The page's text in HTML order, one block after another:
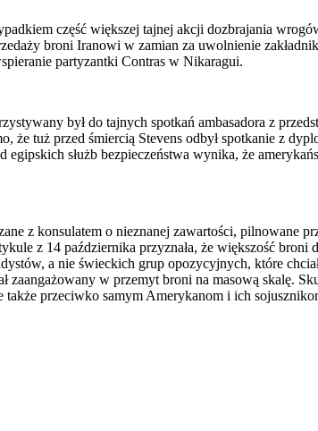
część większej tajnej akcji dozbrajania
broni Iranowi w zamian za uwolnienie
partyzantki Contras w Nikaragui.
był do tajnych spotkań ambasadora z
tuż przed śmiercią Stevens odbył spotkanie z
służb bezpieczeństwa wynika, że
z konsulatem o nieznanej zawartości, pilnowane
z 14 października przyznała, że większość
a nie świeckich grup opozycyjnych, które
zaangażowany w przemyt broni na masową skalę.
przeciwko samym Amerykanom i ich